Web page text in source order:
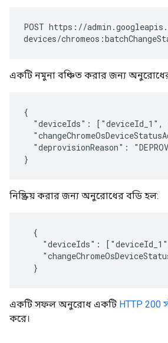
POST https://
devices/
একটি নমুনা বঞ্চিত করার জন্য
{
"deviceIds":
"deprovisionReason":
}
নিষ্ক্রিয় করার জন্য অনুরোধের বডি হল:
  {
"deviceIds":
  }
একটি সফল অনুরোধ একটি HTTP 200
করে।